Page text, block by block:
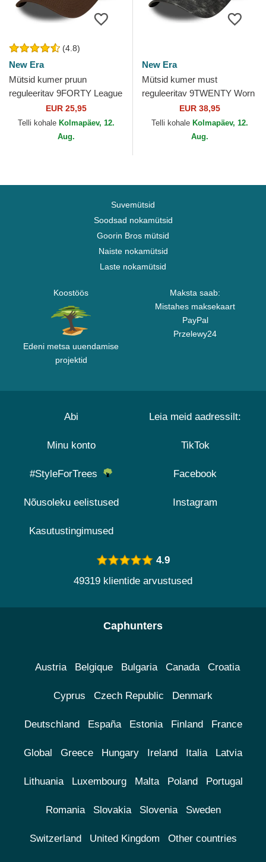
(4.8)
New Era
Mütsid kumer pruun
reguleeritav 9FORTY League
Essential New York Yankees
MLB New Era
EUR 25,95
Telli kohale Kolmapäev, 12.
Aug.
New Era
Mütsid kumer must
reguleeritav 9TWENTY Worn
PU New York Yankees MLB
New Era
EUR 38,95
Telli kohale Kolmapäev, 12.
Aug.
Suvemütsid
Soodsad nokamütsid
Goorin Bros mütsid
Naiste nokamütsid
Laste nokamütsid
Koostöös
Edeni metsa uuendamise
projektid
Maksta saab:
Mistahes maksekaart
PayPal
Przelewy24
Abi
Minu konto
#StyleForTrees
Nõusoleku eelistused
Kasutustingimused
Leia meid aadressilt:
TikTok
Facebook
Instagram
4.9
49319 klientide arvustused
Caphunters
Austria Belgique Bulgaria Canada Croatia
Cyprus Czech Republic Denmark
Deutschland España Estonia Finland France
Global Greece Hungary Ireland Italia Latvia
Lithuania Luxembourg Malta Poland Portugal
Romania Slovakia Slovenia Sweden
Switzerland United Kingdom Other countries